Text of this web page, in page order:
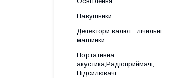
Навушники
Детектори валют , лічильні
машинки
Портативна
акустика,Радіоприймачі,
Підсилювачі